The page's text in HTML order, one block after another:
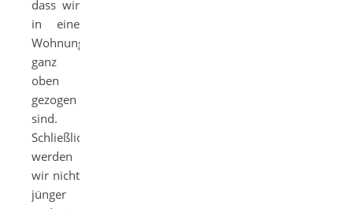
dass wir
in eine
Wohnung
ganz
oben
gezogen
sind.
Schließlich
werden
wir nicht
jünger